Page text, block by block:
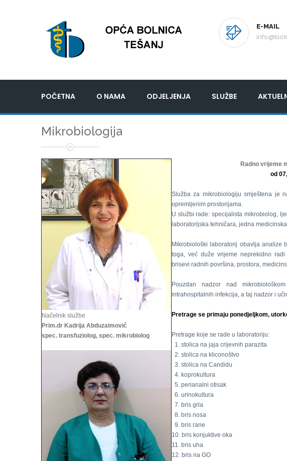
E-MAIL
POČETNA O NAMA ODJELJENJA SLUŽBE
Mikrobiologija
Načelnik službe
Prim.dr Kadrija Abduzaimović
spec. transfuziolog, spec. mikrobiolog
Radno vrijeme
od
Služba za mikrobiologiju smještena je
opremljenim prostorijama.
U službi rade: specijalista mikrobiolog,
laboratorijska tehničara, jedna
Mikrobiološki laboratorij obavlja analize
toga, već duže vrijeme neprekidno
brisevi radnih površina, prostora,
Pouzdan nadzor nad
intrahospitalnih infekcija, a taj nadzor i
Pretrage se primaju ponedjeljkom,
Pretrage koje se rade u laboratoriju:
1. stolica na jaja crijevnih parazita
2. stolica na kliconoštvo
3. stolica na Candidu
4. koprokultura
5. perianalni otisak
6. urinokultura
7. bris grla
8. bris nosa
9. bris rane
10. bris konjuktive oka
11. bris uha
12. bris na GO